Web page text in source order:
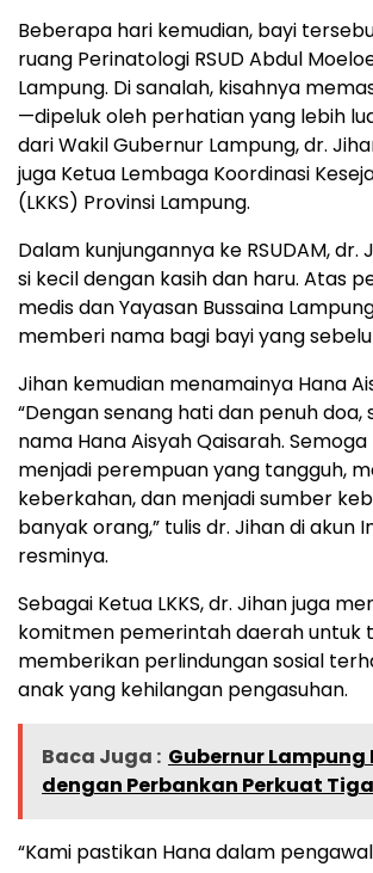
Beberapa hari kemudian, bayi
ruang Perinatologi RSUD Abdul
Lampung. Di sanalah, kisahnya
—dipeluk oleh perhatian yang lebih
dari Wakil Gubernur Lampung, dr.
juga Ketua Lembaga Koordinasi
(LKKS) Provinsi Lampung.
Dalam kunjungannya ke RSUDAM,
si kecil dengan kasih dan haru. Atas
medis dan Yayasan Bussaina
memberi nama bagi bayi yang
Jihan kemudian menamainya Hana
“Dengan senang hati dan penuh doa,
nama Hana Aisyah Qaisarah.
menjadi perempuan yang tangguh,
keberkahan, dan menjadi sumber
banyak orang,” tulis dr. Jihan di akun
resminya.
Sebagai Ketua LKKS, dr. Jihan juga
komitmen pemerintah daerah untuk
memberikan perlindungan sosial
anak yang kehilangan pengasuhan.
Baca Juga : Gubernur
dengan Perbankan Perkuat
“Kami pastikan Hana dalam